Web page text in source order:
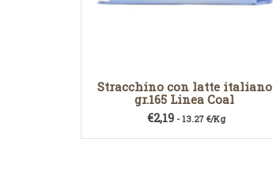
Stracchino con latte italiano
gr.165 Linea Coal
€2,19 - 13.27 €/Kg